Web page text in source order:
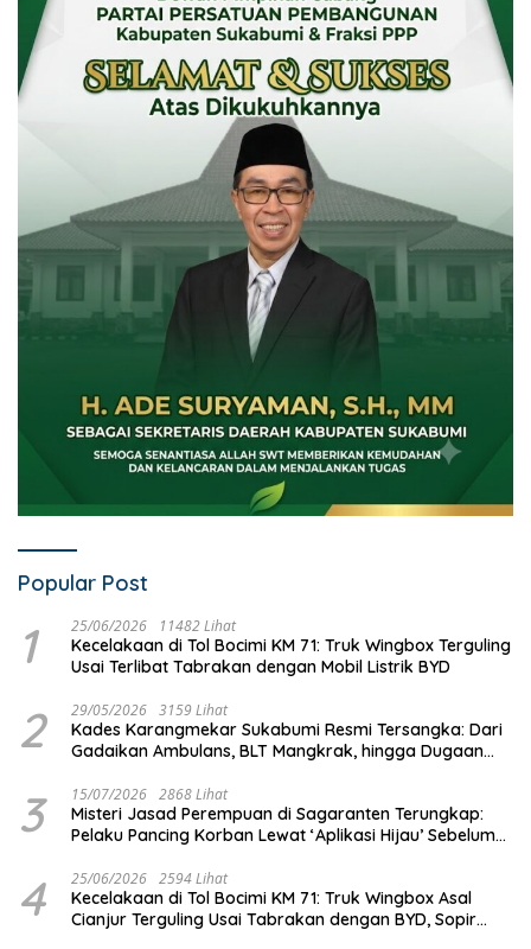
Popular Post
1 25/06/2026 11482 Lihat
Kecelakaan di Tol Bocimi KM 71: Truk Wingbox Terguling
Usai Terlibat Tabrakan dengan Mobil Listrik BYD
2 29/05/2026 3159 Lihat
Kades Karangmekar Sukabumi Resmi Tersangka: Dari
Gadaikan Ambulans, BLT Mangkrak, hingga Dugaan
3 15/07/2026 2868 Lihat
Misteri Jasad Perempuan di Sagaranten Terungkap:
Pelaku Pancing Korban Lewat ‘Aplikasi Hijau’ Sebelum
4 25/06/2026 2594 Lihat
Kecelakaan di Tol Bocimi KM 71: Truk Wingbox Asal
Cianjur Terguling Usai Tabrakan dengan BYD, Sopir